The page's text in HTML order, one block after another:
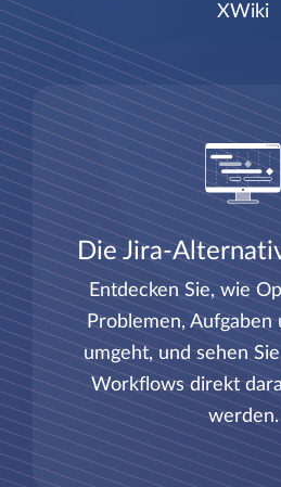
XWiki
Die Jira-
Entdecken Sie, wie
Problemen, Aufgaben
umgeht, und sehen
Workflows direkt
werden.